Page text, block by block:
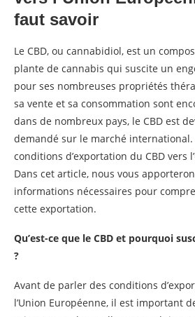
faut savoir
Le CBD, ou cannabidiol, est un
plante de cannabis qui suscite un
pour ses nombreuses propriétés
sa vente et sa consommation sont
dans de nombreux pays, le CBD est
demandé sur le marché
conditions d’exportation du CBD vers
Dans cet article, nous vous
informations nécessaires pour
cette exportation.
Qu’est-ce que le CBD et pourquoi
?
Avant de parler des conditions
l’Union Européenne, il est important